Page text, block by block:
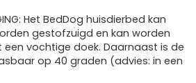
Het BedDog huisdierbed kan
gestofzuigd en kan worden
vochtige doek. Daarnaast is de
op 40 graden (advies: in een